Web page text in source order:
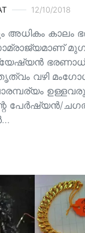
12/10/2018
കാലം
വഴി
പേർഷ്യൻ/